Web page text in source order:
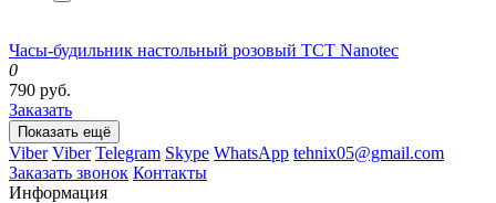
Часы-будильник настольный розовый TCT Nanotec
0
790 руб.
Заказать
Показать ещё
Viber Viber Telegram Skype WhatsApp tehnix05@gmail.com
Заказать звонок Контакты
Информация